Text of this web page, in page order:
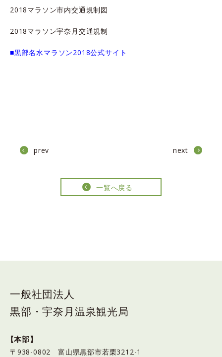
2018マラソン市内交通規制図
2018マラソン宇奈月交通規制
■黒部名水マラソン2018公式サイト
prev next
一覧へ戻る
一般社団法人
黒部・宇奈月温泉観光局
【本部】
〒938-0802 富山県黒部市若栗3212-1